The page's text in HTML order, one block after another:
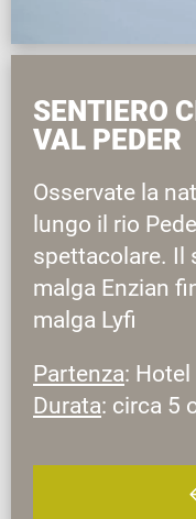
SENTIERO
VAL PEDER
Osservate la
lungo il rio
spettacolare. Il
malga Enzian
malga Lyfi
Partenza: Hotel
Durata: circa 5